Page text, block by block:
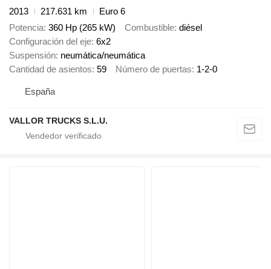
2013
217.631 km
Euro 6
Potencia 360 Hp (265 kW) Combustible diésel
Configuración del eje 6x2
Suspensión neumática/neumática
Cantidad de asientos 59 Número de puertas 1-2-0
España
VALLOR TRUCKS S.L.U.